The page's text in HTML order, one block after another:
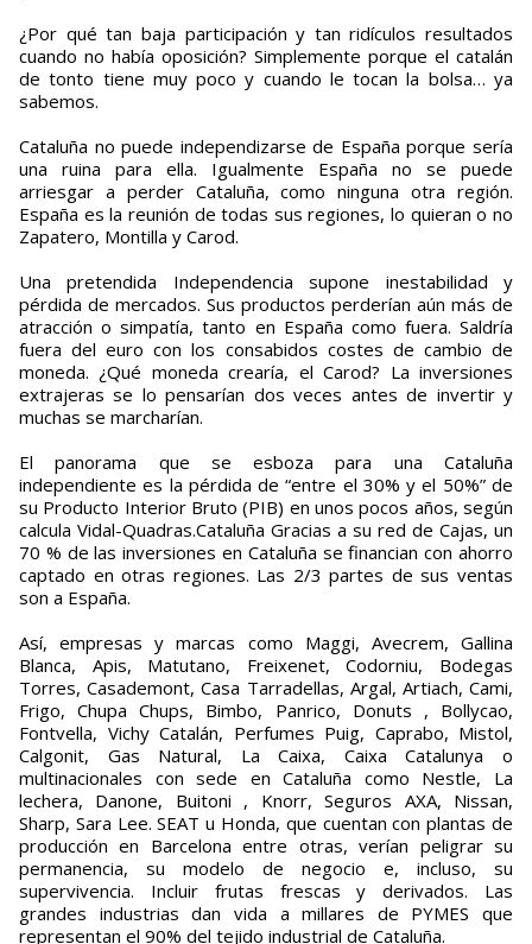
¿Por qué tan baja participación y tan ridículos resultados
cuando no había oposición? Simplemente porque el catalán
de tonto tiene muy poco y cuando le tocan la bolsa… ya
sabemos.
Cataluña no puede independizarse de España porque sería
una ruina para ella. Igualmente España no se puede
arriesgar a perder Cataluña, como ninguna otra región.
España es la reunión de todas sus regiones, lo quieran o no
Zapatero, Montilla y Carod.
Una pretendida Independencia supone inestabilidad y
pérdida de mercados. Sus productos perderían aún más de
atracción o simpatía, tanto en España como fuera. Saldría
fuera del euro con los consabidos costes de cambio de
moneda. ¿Qué moneda crearía, el Carod? La inversiones
extrajeras se lo pensarían dos veces antes de invertir y
muchas se marcharían.
El panorama que se esboza para una Cataluña
independiente es la pérdida de “entre el 30% y el 50%” de
su Producto Interior Bruto (PIB) en unos pocos años, según
calcula Vidal-Quadras.Cataluña Gracias a su red de Cajas, un
70 % de las inversiones en Cataluña se financian con ahorro
captado en otras regiones. Las 2/3 partes de sus ventas
son a España.
Así, empresas y marcas como Maggi, Avecrem, Gallina
Blanca, Apis, Matutano, Freixenet, Codorniu, Bodegas
Torres, Casademont, Casa Tarradellas, Argal, Artiach, Cami,
Frigo, Chupa Chups, Bimbo, Panrico, Donuts , Bollycao,
Fontvella, Vichy Catalán, Perfumes Puig, Caprabo, Mistol,
Calgonit, Gas Natural, La Caixa, Caixa Catalunya o
multinacionales con sede en Cataluña como Nestle, La
lechera, Danone, Buitoni , Knorr, Seguros AXA, Nissan,
Sharp, Sara Lee. SEAT u Honda, que cuentan con plantas de
producción en Barcelona entre otras, verían peligrar su
permanencia, su modelo de negocio e, incluso, su
supervivencia. Incluir frutas frescas y derivados. Las
grandes industrias dan vida a millares de PYMES que
representan el 90% del tejido industrial de Cataluña.